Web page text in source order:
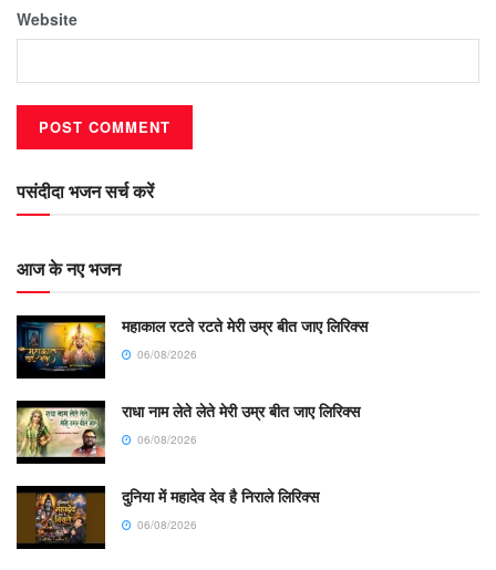
Website
पसंदीदा भजन सर्च करें
आज के नए भजन
महाकाल रटते रटते मेरी उम्र बीत जाए लिरिक्स
06/08/2026
राधा नाम लेते लेते मेरी उम्र बीत जाए लिरिक्स
06/08/2026
दुनिया में महादेव देव है निराले लिरिक्स
06/08/2026